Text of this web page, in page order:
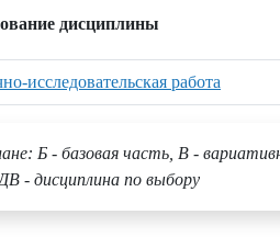
дисциплины
исследовательская работа
Б - базовая часть, В -
- дисциплина по выбору